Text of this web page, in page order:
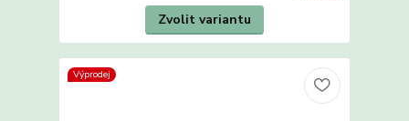
Zvolit variantu
Výprodej